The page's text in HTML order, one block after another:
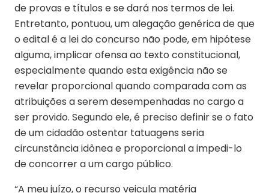
de provas e títulos e se dará nos termos de lei.
Entretanto, pontuou, um alegação genérica de que
o edital é a lei do concurso não pode, em hipótese
alguma, implicar ofensa ao texto constitucional,
especialmente quando esta exigência não se
revelar proporcional quando comparada com as
atribuições a serem desempenhadas no cargo a
ser provido. Segundo ele, é preciso definir se o fato
de um cidadão ostentar tatuagens seria
circunstância idônea e proporcional a impedi-lo
de concorrer a um cargo público.
“A meu juízo, o recurso veicula matéria